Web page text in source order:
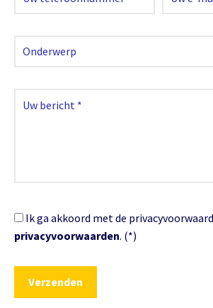
Ik ga akkoord met de
privacyvoorwaarden. (*)